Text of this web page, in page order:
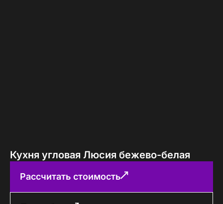
Кухня угловая Люсия бежево-белая
Рассчитать стоимость